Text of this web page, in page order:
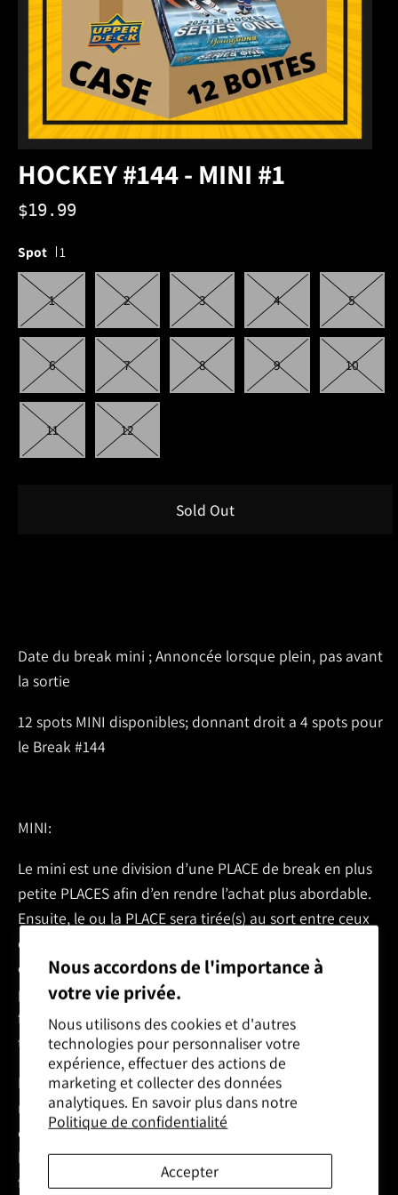
Nous accordons de l'importance à
votre vie privée.
Nous utilisons des cookies et d'autres
technologies pour personnaliser votre
expérience, effectuer des actions de
marketing et collecter des données
analytiques. En savoir plus dans notre
Politique de confidentialité
Accepter
HOCKEY #144 - MINI #1
$19.99
Spot 1
1 2 3 4 5
6 7 8 9 10
11 12
Sold Out
Date du break mini ; Annoncée lorsque plein, pas avant
la sortie
12 spots MINI disponibles; donnant droit a 4 spots pour
le Break #144
MINI:
Le mini est une division d’une PLACE de break en plus
petite PLACES afin d’en rendre l’achat plus abordable.
Ensuite, le ou la PLACE sera tirée(s) au sort entre ceux
qui auront acheté les MINI pour cette place. Par
exemple : La place #22 coute 100 dollars, et on crée 10
place de MINI pour la PLACE #22, a 10$ chacune. Une
fois les 10 MINI vendues, on fait tirer la PLACE #32 à
travers ceux qui ont acheté une MINI.
Pour les minis, tout le monde est gagnant.
n'ayant pas eu le spot pour le main. Vous pouvez venir
chercher un paquet de cartes Upper Deck en
boutique.Il est également possible, d'imprimez votre
facture du mini, préparez une enveloppe de retour